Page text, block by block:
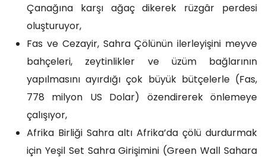
Çanağına karşı ağaç dikerek rüzgâr perdesi
oluşturuyor,
Fas ve Cezayir, Sahra Çölünün ilerleyişini meyve
bahçeleri, zeytinlikler ve üzüm bağlarının
yapılmasını ayırdığı çok büyük bütçelerle (Fas,
778 milyon US Dolar) özendirerek önlemeye
çalışıyor,
Afrika Birliği Sahra altı Afrika’da çölü durdurmak
için Yeşil Set Sahra Girişimini (Green Wall Sahara